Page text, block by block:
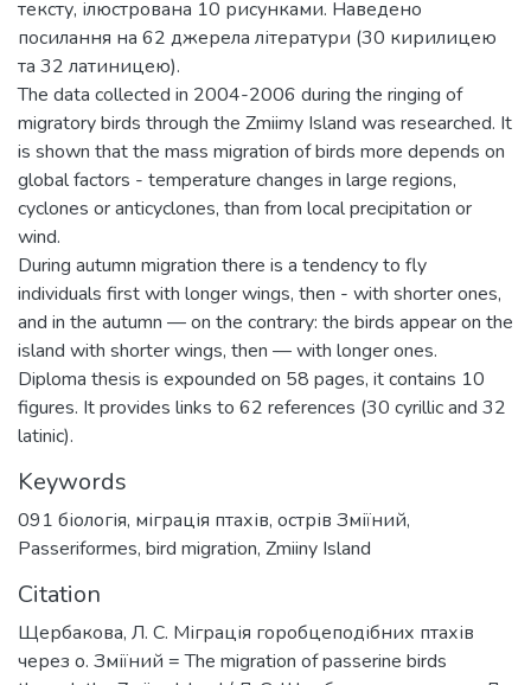
тексту, ілюстрована 10 рисунками. Наведено
посилання на 62 джерела літератури (30 кирилицею
та 32 латиницею).
The data collected in 2004-2006 during the ringing of
migratory birds through the Zmiimy Island was researched. It
is shown that the mass migration of birds more depends on
global factors - temperature changes in large regions,
cyclones or anticyclones, than from local precipitation or
wind.
During autumn migration there is a tendency to fly
individuals first with longer wings, then - with shorter ones,
and in the autumn — on the contrary: the birds appear on the
island with shorter wings, then — with longer ones.
Diploma thesis is expounded on 58 pages, it contains 10
figures. It provides links to 62 references (30 cyrillic and 32
latinic).
Keywords
091 біологія, міграція птахів, острів Зміїний,
Passeriformes, bird migration, Zmiiny Island
Citation
Щербакова, Л. С. Міграція горобцеподібних птахів
через о. Зміїний = The migration of passerine birds